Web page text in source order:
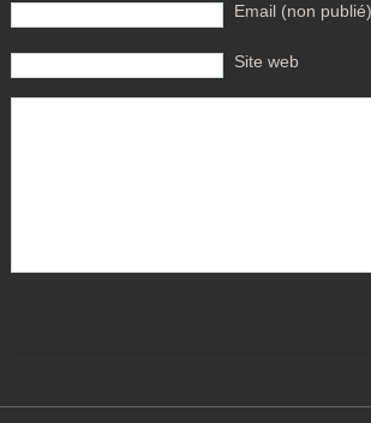
Email (non
Site web